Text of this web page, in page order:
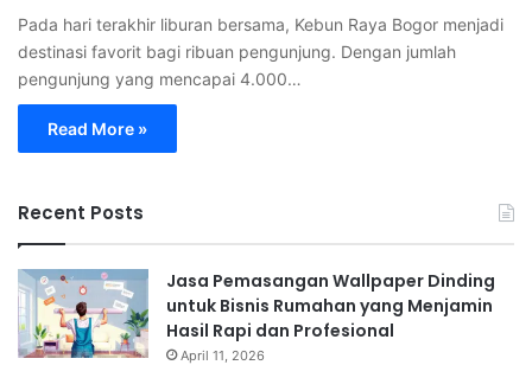
Pada hari terakhir liburan bersama, Kebun Raya Bogor menjadi
destinasi favorit bagi ribuan pengunjung. Dengan jumlah
pengunjung yang mencapai 4.000…
Read More »
Recent Posts
Jasa Pemasangan Wallpaper Dinding
untuk Bisnis Rumahan yang Menjamin
Hasil Rapi dan Profesional
April 11, 2026